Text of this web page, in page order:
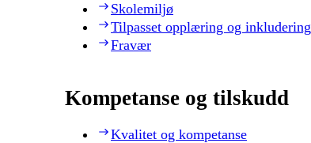
Skolemiljø
Tilpasset opplæring og inkludering
Fravær
Kompetanse og tilskudd
Kvalitet og kompetanse